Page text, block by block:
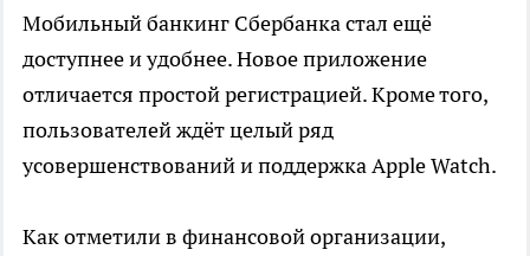
Мобильный банкинг Сбербанка стал ещё
доступнее и удобнее. Новое приложение
отличается простой регистрацией. Кроме того,
пользователей ждёт целый ряд
усовершенствований и поддержка Apple Watch.
Как отметили в финансовой организации,